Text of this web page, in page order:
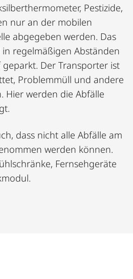
Pestizide,
nur an der mobilen
abgegeben werden. Das
regelmäßigen Abständen
Der Transporter ist
Problemmüll und andere
Hier werden die Abfälle
dass nicht alle Abfälle am
werden können.
Fernsehgeräte